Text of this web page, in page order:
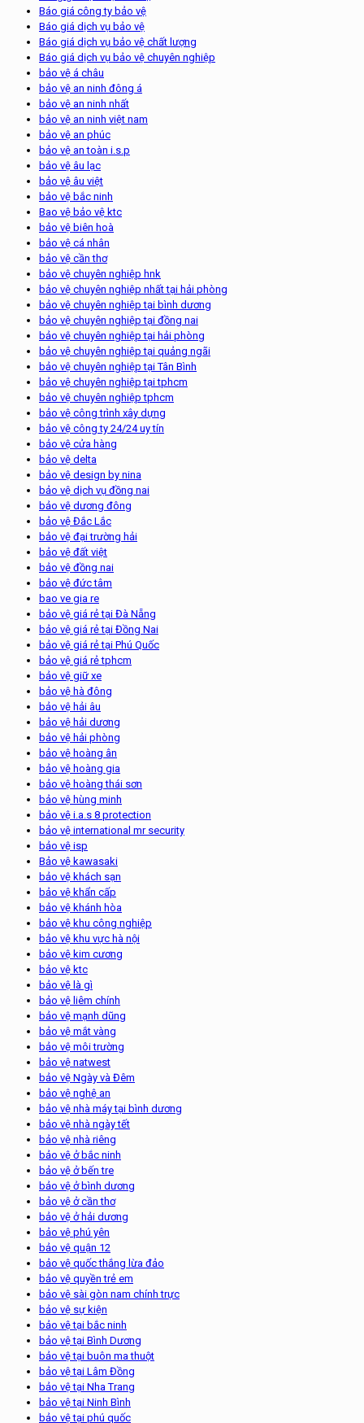
Báo giá công ty bảo vệ
Báo giá dịch vụ bảo vệ
Báo giá dịch vụ bảo vệ chất lượng
Báo giá dịch vụ bảo vệ chuyên nghiệp
bảo vệ á châu
bảo vệ an ninh đông á
bảo vệ an ninh nhất
bảo vệ an ninh việt nam
bảo vệ an phúc
bảo vệ an toàn i.s.p
bảo vệ âu lạc
bảo vệ âu việt
bảo vệ bắc ninh
Bao vệ bảo vệ ktc
bảo vệ biên hoà
bảo vệ cá nhân
bảo vệ cần thơ
bảo vệ chuyên nghiệp hnk
bảo vệ chuyên nghiệp nhất tại hải phòng
bảo vệ chuyên nghiệp tại bình dương
bảo vệ chuyên nghiệp tại đồng nai
bảo vệ chuyên nghiệp tại hải phòng
bảo vệ chuyên nghiệp tại quảng ngãi
bảo vệ chuyên nghiệp tại Tân Bình
bảo vệ chuyên nghiệp tại tphcm
bảo vệ chuyên nghiệp tphcm
bảo vệ công trình xây dựng
bảo vệ công ty 24/24 uy tín
bảo vệ cửa hàng
bảo vệ delta
bảo vệ design by nina
bảo vệ dịch vụ đồng nai
bảo vệ dương đông
bảo vệ Đắc Lắc
bảo vệ đại trường hải
bảo vệ đất việt
bảo vệ đồng nai
bảo vệ đức tâm
bao ve gia re
bảo vệ giá rẻ tại Đà Nẵng
bảo vệ giá rẻ tại Đồng Nai
bảo vệ giá rẻ tại Phú Quốc
bảo vệ giá rẻ tphcm
bảo vệ giữ xe
bảo vệ hà đông
bảo vệ hải âu
bảo vệ hải dương
bảo vệ hải phòng
bảo vệ hoàng ân
bảo vệ hoàng gia
bảo vệ hoàng thái sơn
bảo vệ hùng minh
bảo vệ i.a.s 8 protection
bảo vệ international mr security
bảo vệ isp
Bảo vệ kawasaki
bảo vệ khách sạn
bảo vệ khẩn cấp
bảo vệ khánh hòa
bảo vệ khu công nghiệp
bảo vệ khu vực hà nội
bảo vệ kim cương
bảo vệ ktc
bảo vệ là gì
bảo vệ liêm chính
bảo vệ mạnh dũng
bảo vệ mắt vàng
bảo vệ môi trường
bảo vệ natwest
bảo vệ Ngày và Đêm
bảo vệ nghệ an
bảo vệ nhà máy tại bình dương
bảo vệ nhà ngày tết
bảo vệ nhà riêng
bảo vệ ở bắc ninh
bảo vệ ở bến tre
bảo vệ ở bình dương
bảo vệ ở cần thơ
bảo vệ ở hải dương
bảo vệ phú yên
bảo vệ quận 12
bảo vệ quốc thắng lừa đảo
bảo vệ quyền trẻ em
bảo vệ sài gòn nam chính trực
bảo vệ sự kiện
bảo vệ tại bắc ninh
bảo vệ tại Bình Dương
bảo vệ tại buôn ma thuột
bảo vệ tại Lâm Đồng
bảo vệ tại Nha Trang
bảo vệ tại Ninh Bình
bảo vệ tại phú quốc